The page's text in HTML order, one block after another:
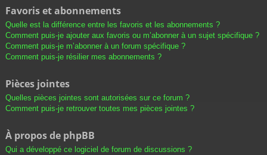
Favoris et abonnements
Quelle est la différence entre les favoris et les abonnements ?
Comment puis-je ajouter aux favoris ou m’abonner à un sujet spécifique ?
Comment puis-je m’abonner à un forum spécifique ?
Comment puis-je résilier mes abonnements ?
Pièces jointes
Quelles pièces jointes sont autorisées sur ce forum ?
Comment puis-je retrouver toutes mes pièces jointes ?
À propos de phpBB
Qui a développé ce logiciel de forum de discussions ?